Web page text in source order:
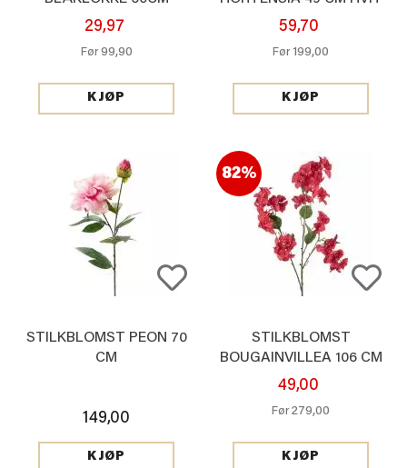
29,97
Før99,90
KJØP
59,70
Før 199,00
KJØP
STILKBLOMST PEON 70
CM
149,00
KJØP
82%
STILKBLOMST
BOUGAINVILLEA 106 CM
49,00
Før279,00
KJØP